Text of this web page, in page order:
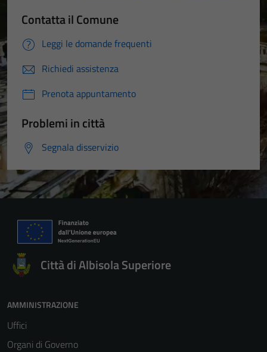
Contatta il Comune
Leggi le domande frequenti
Richiedi assistenza
Prenota appuntamento
Problemi in città
Segnala disservizio
Città di Albisola Superiore
AMMINISTRAZIONE
Uffici
Organi di Governo